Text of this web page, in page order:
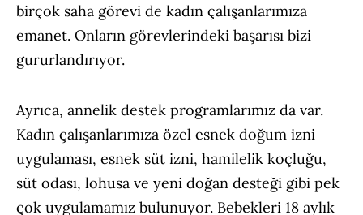
birçok saha görevi de kadın çalışanlarımıza
emanet. Onların görevlerindeki başarısı bizi
gururlandırıyor.
Ayrıca, annelik destek programlarımız da var.
Kadın çalışanlarımıza özel esnek doğum izni
uygulaması, esnek süt izni, hamilelik koçluğu,
süt odası, lohusa ve yeni doğan desteği gibi pek
çok uygulamamız bulunuyor. Bebekleri 18 aylık